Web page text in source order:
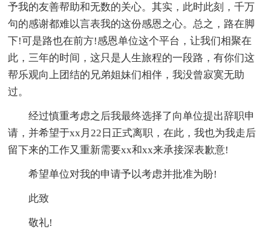
予我的友善帮助和无数的关心。其实，此时此刻，千万
句的感谢都难以言表我的这份感恩之心。总之，路在脚
下!可是路也在前方!感恩单位这个平台，让我们相聚在
此，三年的时间，这只是人生旅程的一段路，有你们这
帮乐观向上团结的兄弟姐妹们相伴，我没曾寂寞无助
过。
经过慎重考虑之后我最终选择了向单位提出辞职申
请，并希望于xx月22日正式离职，在此，我也为我走后
留下来的工作又重新需要xx和xx来承接深表歉意!
希望单位对我的申请予以考虑并批准为盼!
此致
敬礼!